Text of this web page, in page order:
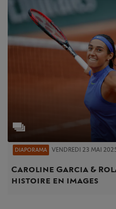
DIAPORAMA VENDREDI 23 MAI
Caroline Garcia &
histoire en images